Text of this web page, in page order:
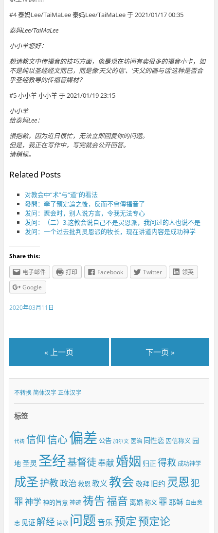
#4 泰妈Lee/TaiMaLee 泰妈Lee/TaiMaLee 于 2021/01/17 00:35
泰妈Lee/TaiMaLee
小小羊您好：
想请教文中传福音的技巧方面，像是现在坊间有卖很多的福音小卡，如
不是纯以圣经经文而已，而是像‘天父的信’、‘天父的画与话’这种是否合
乎圣经教导的传福音媒材？
#5 小小羊 小小羊 于 2021/01/19 23:15
小小羊
给泰妈Lee：
很抱歉，因为近日很忙，无法立即回复你的问题。
但是，我正在写作中，写完就会公开回答。
请稍候。
Related Posts
对教会中“术”与“道”的看法
發問：學了預定論之後，反而不會傳福音了
发问：聚会时，别人说方言，令我无法专心
发问：（二）3.这教会说自己不是灵恩派，我问过的人也说不是
发问：一个过去批判灵恩派的牧长，现在讲道内容是成功神学
Share this:
电子邮件
打印 Facebook Twitter
领英
Google
2020年03月11日
« 上一页 下一页 »
不转换 简体汉字 正体汉字
标签
代祷 信仰信心偏差 公告 加尔文 医治 同性恋 因信称义 园
地圣灵 圣经基督徒奉献 婚姻 归正 得救 成功神学
成圣护教政治救恩 教义 教会 敬拜 旧约 灵恩犯
罪神学 神的旨意 神迹 祷告福音 离婚称义 罪 耶稣 自由意
志 见证解经 诗歌 问题音乐预定预定论